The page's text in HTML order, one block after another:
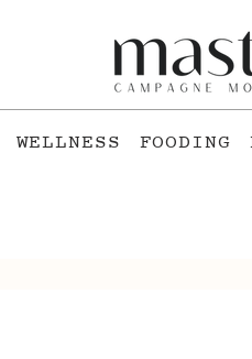
WELLNESS FOODING